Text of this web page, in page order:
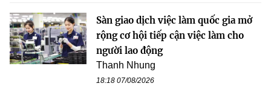
Sàn giao dịch việc làm quốc gia mở
rộng cơ hội tiếp cận việc làm cho
người lao động
Thanh Nhung
18:18 07/08/2026